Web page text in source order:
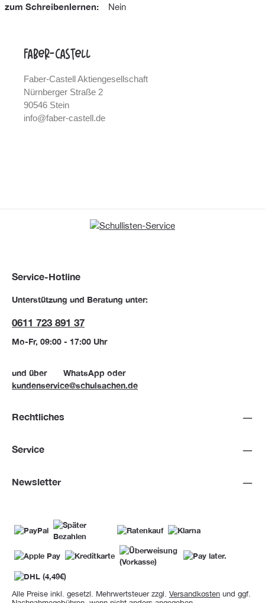
zum Schreibenlernen: Nein
Faber-Castell
Faber-Castell Aktiengesellschaft
Nürnberger Straße 2
90546 Stein
info@faber-castell.de
Service-Hotline
Unterstützung und Beratung unter:
0611 723 891 37
Mo-Fr, 09:00 - 17:00 Uhr
und über WhatsApp oder
kundenservice@schulsachen.de
Rechtliches
Service
Newsletter
Alle Preise inkl. gesetzl. Mehrwertsteuer zzgl. Versandkosten und ggf.